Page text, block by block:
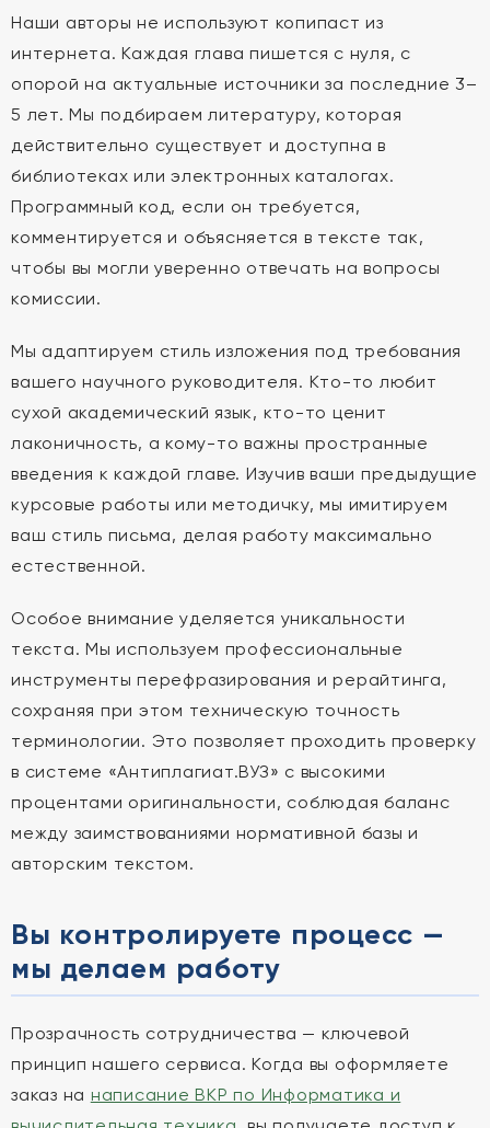
Наши авторы не используют копипаст из
интернета. Каждая глава пишется с нуля, с
опорой на актуальные источники за последние 3–
5 лет. Мы подбираем литературу, которая
действительно существует и доступна в
библиотеках или электронных каталогах.
Программный код, если он требуется,
комментируется и объясняется в тексте так,
чтобы вы могли уверенно отвечать на вопросы
комиссии.
Мы адаптируем стиль изложения под требования
вашего научного руководителя. Кто-то любит
сухой академический язык, кто-то ценит
лаконичность, а кому-то важны пространные
введения к каждой главе. Изучив ваши предыдущие
курсовые работы или методичку, мы имитируем
ваш стиль письма, делая работу максимально
естественной.
Особое внимание уделяется уникальности
текста. Мы используем профессиональные
инструменты перефразирования и рерайтинга,
сохраняя при этом техническую точность
терминологии. Это позволяет проходить проверку
в системе «Антиплагиат.ВУЗ» с высокими
процентами оригинальности, соблюдая баланс
между заимствованиями нормативной базы и
авторским текстом.
Вы контролируете процесс —
мы делаем работу
Прозрачность сотрудничества — ключевой
принцип нашего сервиса. Когда вы оформляете
заказ на написание ВКР по Информатика и